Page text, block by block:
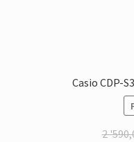
Casio CDP-
2